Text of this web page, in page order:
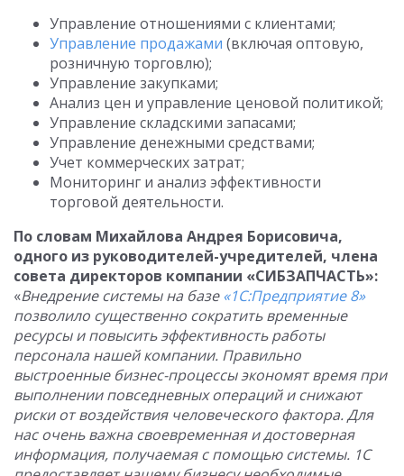
Управление отношениями с клиентами;
Управление продажами (включая оптовую,
розничную торговлю);
Управление закупками;
Анализ цен и управление ценовой политикой;
Управление складскими запасами;
Управление денежными средствами;
Учет коммерческих затрат;
Мониторинг и анализ эффективности
торговой деятельности.
По словам Михайлова Андрея Борисовича,
одного из руководителей-учредителей, члена
совета директоров компании «СИБЗАПЧАСТЬ»:
«Внедрение системы на базе«1С:Предприятие 8»
позволило существенно сократить временные
ресурсы и повысить эффективность работы
персонала нашей компании. Правильно
выстроенные бизнес-процессы экономят время при
выполнении повседневных операций и снижают
риски от воздействия человеческого фактора. Для
нас очень важна своевременная и достоверная
информация, получаемая с помощью системы. 1С